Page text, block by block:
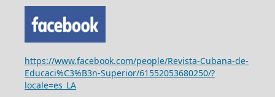
https://www.facebook.com/people/Revista-Cubana-de-
Educaci%C3%B3n-Superior/61552053680250/?
locale=es_LA